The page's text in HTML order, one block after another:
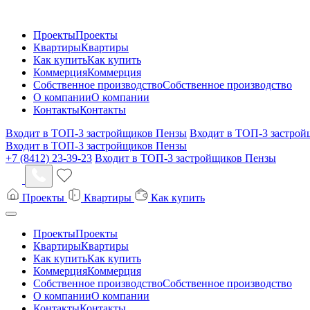
ПроектыПроекты
КвартирыКвартиры
Как купитьКак купить
КоммерцияКоммерция
Собственное производствоСобственное производство
О компанииО компании
КонтактыКонтакты
Входит в ТОП-3 застройщиков Пензы Входит в ТОП-3
Входит в ТОП-3 застройщиков Пензы
+7 (8412) 23-39-23 Входит в ТОП-3 застройщиков Пензы
Проекты Квартиры Как купить
ПроектыПроекты
КвартирыКвартиры
Как купитьКак купить
КоммерцияКоммерция
Собственное производствоСобственное производство
О компанииО компании